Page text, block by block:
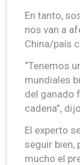
En tanto,
nos van a
China/país
“Tenemos
mundiales
del ganado
cadena”, dijo.
El experto
seguir bien,
mucho el